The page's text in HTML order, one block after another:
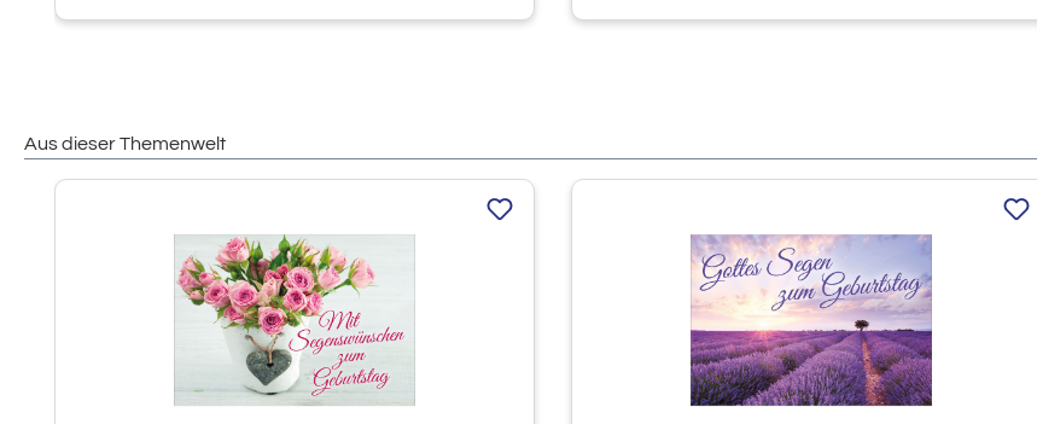
Aus dieser Themenwelt
Produktgalerie überspringen